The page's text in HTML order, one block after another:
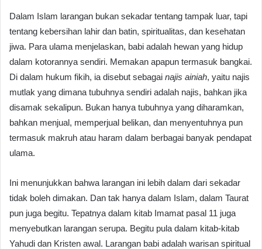
Dalam Islam larangan bukan sekadar tentang tampak luar, tapi
tentang kebersihan lahir dan batin, spiritualitas, dan kesehatan
jiwa. Para ulama menjelaskan, babi adalah hewan yang hidup
dalam kotorannya sendiri. Memakan apapun termasuk bangkai.
Di dalam hukum fikih, ia disebut sebagai najis ainiah, yaitu najis
mutlak yang dimana tubuhnya sendiri adalah najis, bahkan jika
disamak sekalipun. Bukan hanya tubuhnya yang diharamkan,
bahkan menjual, memperjual belikan, dan menyentuhnya pun
termasuk makruh atau haram dalam berbagai banyak pendapat
ulama.
Ini menunjukkan bahwa larangan ini lebih dalam dari sekadar
tidak boleh dimakan. Dan tak hanya dalam Islam, dalam Taurat
pun juga begitu. Tepatnya dalam kitab Imamat pasal 11 juga
menyebutkan larangan serupa. Begitu pula dalam kitab-kitab
Yahudi dan Kristen awal. Larangan babi adalah warisan spiritual